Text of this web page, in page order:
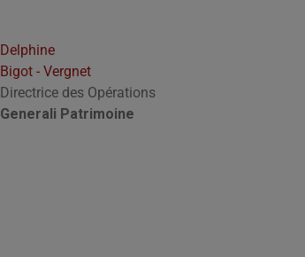
Delphine
Bigot - Vergnet
Directrice des Opérations
Generali Patrimoine